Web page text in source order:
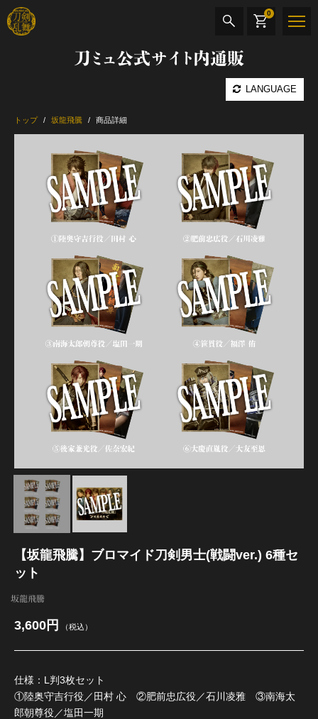
刀ミュ公式サイト内通販
LANGUAGE
0
CD・DVD
最新カテゴリー
加州清光 単騎出陣 極
髭切 単騎出陣 ～夢幻泡影～
江 おん すていじ かうんとだうんぱーてぃー
トップ 坂龍飛騰 商品詳細
【坂龍飛騰】ブロマイド刀剣男士(戦闘ver.) 6種セ
ット
坂龍飛騰
3,600円 （税込）
仕様：L判3枚セット
①陸奥守吉行役／田村 心 ②肥前忠広役／石川凌雅 ③南海太
郎朝尊役／塩田一期